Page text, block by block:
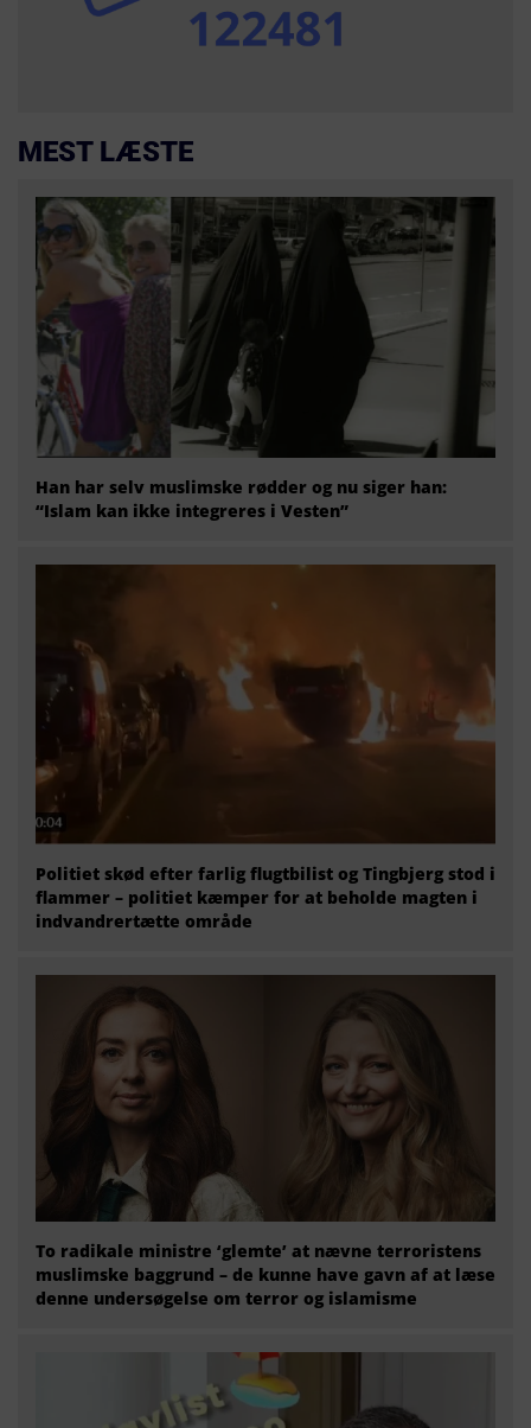
MEST LÆSTE
Han har selv muslimske rødder og nu siger han:
“Islam kan ikke integreres i Vesten”
Politiet skød efter farlig flugtbilist og Tingbjerg stod i
flammer – politiet kæmper for at beholde magten i
indvandrertætte område
To radikale ministre ‘glemte’ at nævne terroristens
muslimske baggrund – de kunne have gavn af at læse
denne undersøgelse om terror og islamisme